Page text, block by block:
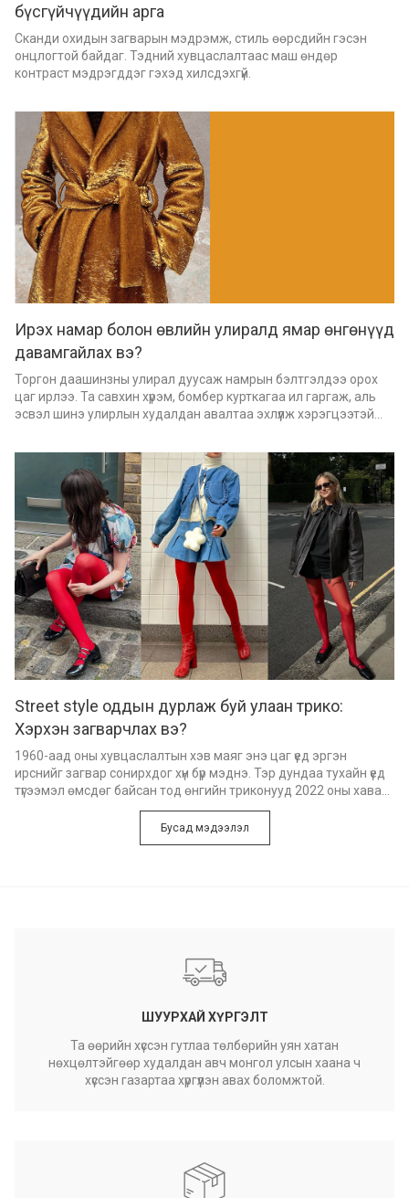
бүсгүйчүүдийн арга
Сканди охидын загварын мэдрэмж, стиль өөрсдийн гэсэн
онцлогтой байдаг. Тэдний хувцаслалтаас маш өндөр
контраст мэдрэгддэг гэхэд хилсдэхгүй.
Ирэх намар болон өвлийн улиралд ямар өнгөнүүд
давамгайлах вэ?
Торгон даашинзны улирал дуусаж намрын бэлтгэлдээ орох
цаг ирлээ. Та савхин хүрэм, бомбер курткагаа ил гаргаж, аль
эсвэл шинэ улирлын худалдан авалтаа эхлүүлж хэрэгцээтэй
Street style оддын дурлаж буй улаан трико:
Хэрхэн загварчлах вэ?
1960-аад оны хувцаслалтын хэв маяг энэ цаг үед эргэн
ирснийг загвар сонирхдог хүн бүр мэднэ. Тэр дундаа тухайн үед
түгээмэл өмсдөг байсан тод өнгийн триконууд 2022 оны хавар-
зун улирлын загварын долоо хоногоос эхлэн одоог хүртэл
Бусад мэдээлэл
ШУУРХАЙ ХҮРГЭЛТ
Та өөрийн хүссэн гутлаа төлбөрийн уян хатан
нөхцөлтэйгөөр худалдан авч монгол улсын хаана ч
хүссэн газартаа хүргүүлэн авах боломжтой.